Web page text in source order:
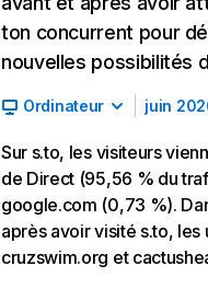
ton concurrent pour
nouvelles possibilités
Ordinateur juin
Sur s.to, les visiteurs
de Direct (95,56 % du
google.com (0,73 %).
après avoir visité s.to, les
cruzswim.org et